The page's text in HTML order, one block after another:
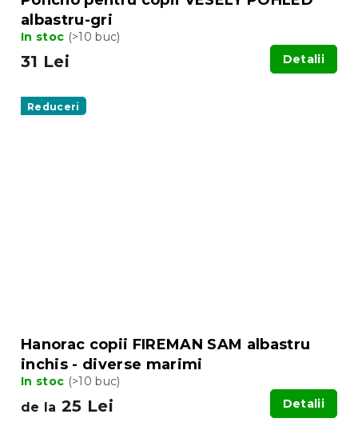
albastru-gri
In stoc (>10 buc)
31 Lei Detalii
Reduceri
Hanorac copii FIREMAN SAM albastru
inchis - diverse marimi
In stoc (>10 buc)
de la 25 Lei Detalii